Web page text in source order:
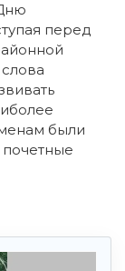
перед
были